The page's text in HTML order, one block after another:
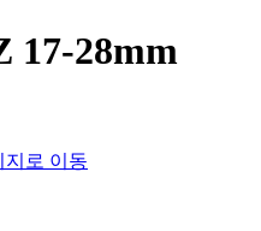
17-28mm
지로 이동